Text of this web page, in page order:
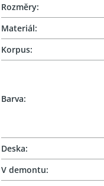
Rozměry:
Materiál:
Korpus:
Barva:
Deska:
V demontu: